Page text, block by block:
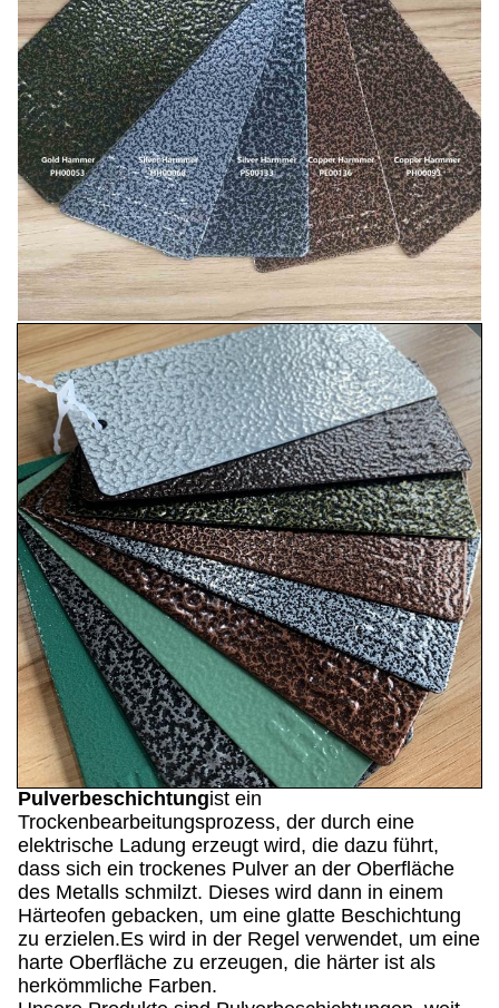
Pulverbeschichtungist ein
Trockenbearbeitungsprozess, der durch eine
elektrische Ladung erzeugt wird, die dazu führt,
dass sich ein trockenes Pulver an der Oberfläche
des Metalls schmilzt. Dieses wird dann in einem
Härteofen gebacken, um eine glatte Beschichtung
zu erzielen.Es wird in der Regel verwendet, um eine
harte Oberfläche zu erzeugen, die härter ist als
herkömmliche Farben.